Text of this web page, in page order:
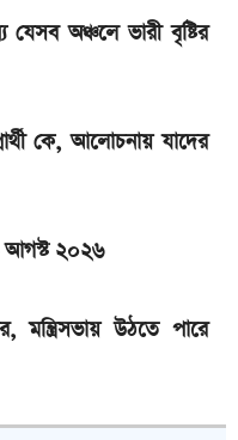
যেসব অঞ্চলে ভারী বৃষ্টির
কে, আলোচনায় যাদের
আগস্ট ২০২৬
উঠতে পারে